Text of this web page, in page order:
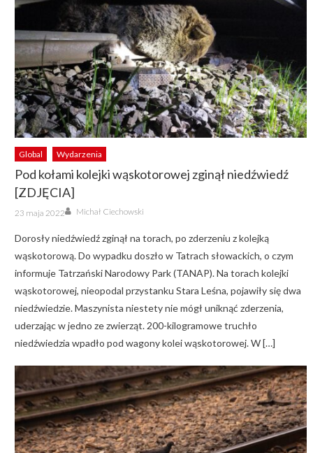
Global Wydarzenia
Pod kołami kolejki wąskotorowej zginął niedźwiedź
[ZDJĘCIA]
Posted
on
23 maja 2022 Author
Michał Ciechowski
Dorosły niedźwiedź zginął na torach, po zderzeniu z kolejką
wąskotorową. Do wypadku doszło w Tatrach słowackich, o czym
informuje Tatrzański Narodowy Park (TANAP). Na torach kolejki
wąskotorowej, nieopodal przystanku Stara Leśna, pojawiły się dwa
niedźwiedzie. Maszynista niestety nie mógł uniknąć zderzenia,
uderzając w jedno ze zwierząt. 200-kilogramowe truchło
niedźwiedzia wpadło pod wagony kolei wąskotorowej. W […]